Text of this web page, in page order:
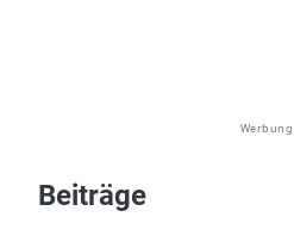
Werbung
Beiträge